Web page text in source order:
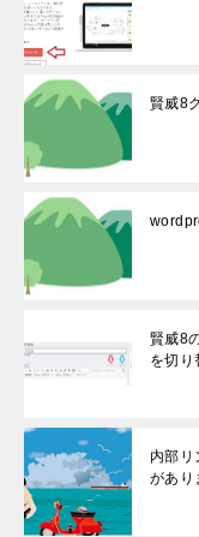
賢威8
賢威8
を切り
内部リ
があり